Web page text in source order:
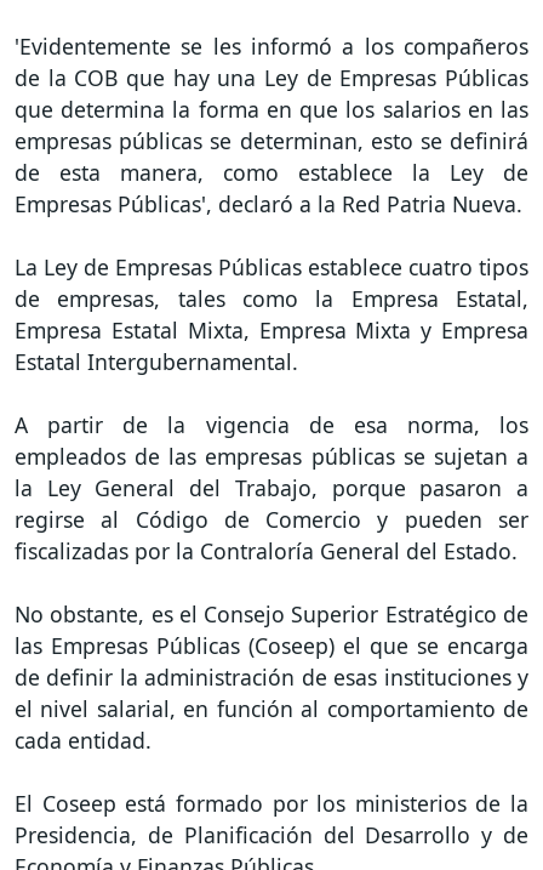
'Evidentemente se les informó a los compañeros
de la COB que hay una Ley de Empresas Públicas
que determina la forma en que los salarios en las
empresas públicas se determinan, esto se definirá
de esta manera, como establece la Ley de
Empresas Públicas', declaró a la Red Patria Nueva.
La Ley de Empresas Públicas establece cuatro tipos
de empresas, tales como la Empresa Estatal,
Empresa Estatal Mixta, Empresa Mixta y Empresa
Estatal Intergubernamental.
A partir de la vigencia de esa norma, los
empleados de las empresas públicas se sujetan a
la Ley General del Trabajo, porque pasaron a
regirse al Código de Comercio y pueden ser
fiscalizadas por la Contraloría General del Estado.
No obstante, es el Consejo Superior Estratégico de
las Empresas Públicas (Coseep) el que se encarga
de definir la administración de esas instituciones y
el nivel salarial, en función al comportamiento de
cada entidad.
El Coseep está formado por los ministerios de la
Presidencia, de Planificación del Desarrollo y de